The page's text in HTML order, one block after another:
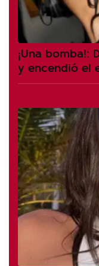
¡Una bomba!:
y encendió el